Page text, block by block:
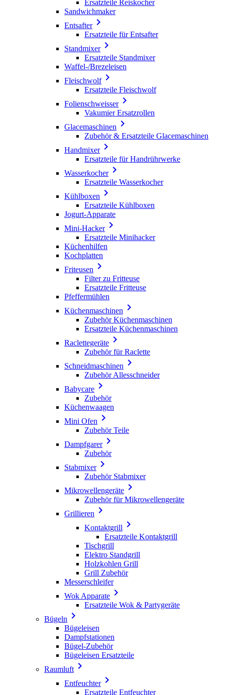
Ersatzteile Reiskocher
Sandwichmaker
Entsafter
Ersatzteile für Entsafter
Standmixer
Ersatzteile Standmixer
Waffel-/Brezeleisen
Fleischwolf
Ersatzteile Fleischwolf
Folienschweisser
Vakumier Ersatzrollen
Glacemaschinen 
Zubehör & Ersatzteile Glacemaschinen
Handmixer
Ersatzteile für Handrührwerke
Wasserkocher
Ersatzteile Wasserkocher
Kühlboxen 
Ersatzteile Kühlboxen
Jogurt-Apparate
Mini-Hacker
Ersatzteile Minihacker
Küchenhilfen
Kochplatten
Friteusen 
Filter zu Fritteuse
Ersatzteile Fritteuse
Pfeffermühlen
Küchenmaschinen 
Zubehör Küchenmaschinen
Ersatzteile Küchenmaschinen
Raclettegeräte 
Zubehör für Raclette
Schneidmaschinen 
Zubehör Allesschneider
Babycare 
Zubehör
Küchenwaagen
Mini Ofen 
Zubehör Teile
Dampfgarer
Zubehör
Stabmixer
Zubehör Stabmixer
Mikrowellengeräte 
Zubehör für Mikrowellengeräte
Grillieren 
Kontaktgrill 
Ersatzteile Kontaktgrill
Tischgrill
Elektro Standgrill
Holzkohlen Grill
Grill Zubehör
Messerschleifer
Wok Apparate 
Ersatzteile Wok & Partygeräte
Bügeln 
Bügeleisen
Dampfstationen
Bügel-Zubehör
Bügeleisen Ersatzteile
Raumluft 
Entfeuchter
Ersatzteile Entfeuchter